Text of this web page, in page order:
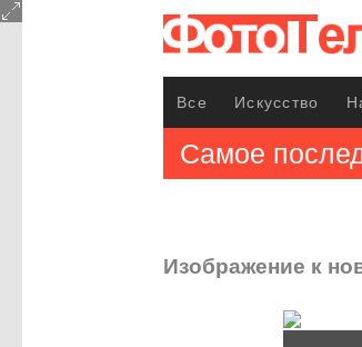
Все Искусство
Самое
Изображение к